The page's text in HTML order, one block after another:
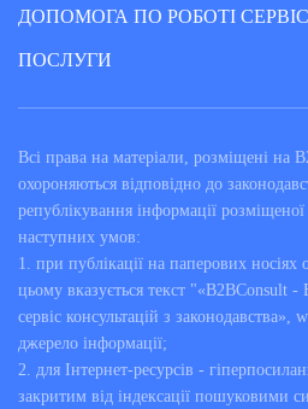
ДОПОМОГА ПО РОБОТІ
ПОСЛУГИ
Всі права на матеріали, розміщені на
охороняються відповідно до
републікування інформації
наступних умов:
1. при публікації на паперових носіях
цьому вказується текст "«B2BConsult -
сервіс консультацій з законодавства»,
джерело інформації;
2. для Інтернет-ресурсів -
закритим від індексації пошуковими